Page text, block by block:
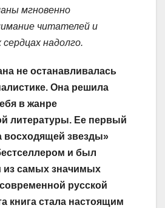
мгновенно
читателей и
надолго.
не останавливалась
Она решила
в жанре
литературы. Ее первый
восходящей звезды»
и был
из самых значимых
русской
книга стала настоящим